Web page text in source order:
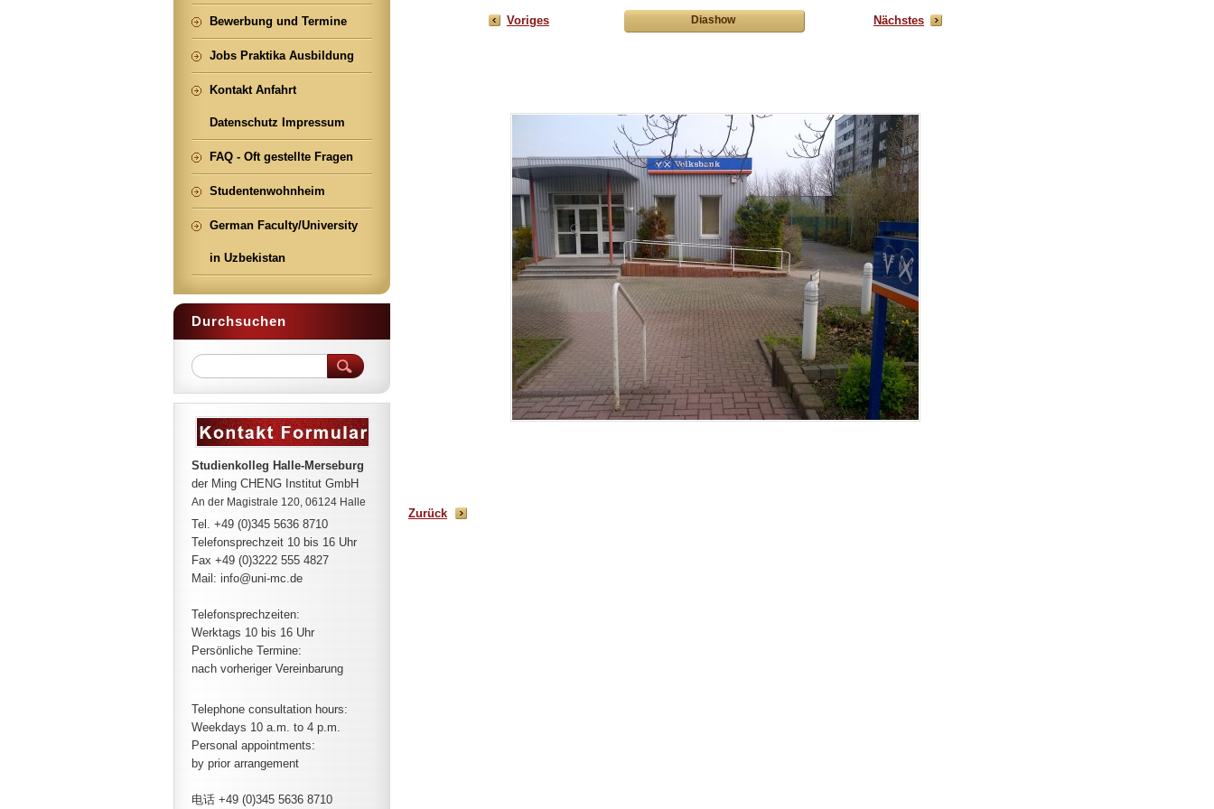
Voriges Diashow Nächstes
Zurück
Bewerbung und Termine
Jobs Praktika Ausbildung
Kontakt Anfahrt
Datenschutz Impressum
FAQ - Oft gestellte Fragen
Studentenwohnheim
German Faculty/University
in Uzbekistan
Durchsuchen
Studienkolleg Halle-Merseburg
der Ming CHENG Institut GmbH
An der Magistrale 120, 06124 Halle
Tel. +49 (0)345 5636 8710
Telefonsprechzeit 10 bis 16 Uhr
Fax +49 (0)3222 555 4827
Mail: info@uni-mc.de
Telefonsprechzeiten:
Werktags 10 bis 16 Uhr
Persönliche Termine:
nach vorheriger Vereinbarung
Telephone consultation hours:
Weekdays 10 a.m. to 4 p.m.
Personal appointments:
by prior arrangement
电话 +49 (0)345 5636 8710